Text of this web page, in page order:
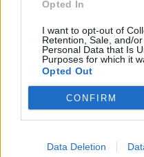
Opted In
I want to opt-out of
Retention, Sale, and/
Personal Data that Is
Purposes for which it
Opted Out
CONFIRM
Data Deletion
produkten till sina
Ett nytt tillskott i
kaffebryggaren med
bara snyggare utan även
utrustad med ett rostfritt
kaffe vid varje bryggning.
det. Bjud dina vänner på